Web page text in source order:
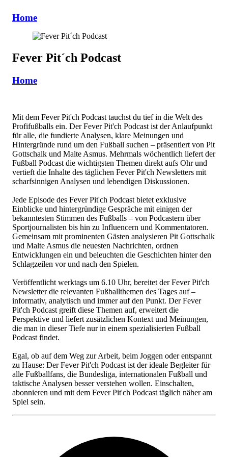
Home
Fever Pit´ch Podcast
Home
Mit dem Fever Pit'ch Podcast tauchst du tief in die Welt des
Profifußballs ein. Der Fever Pit'ch Podcast ist der Anlaufpunkt
für alle, die fundierte Analysen, klare Meinungen und
Hintergründe rund um den Fußball suchen – präsentiert von Pit
Gottschalk und Malte Asmus. Mehrmals wöchentlich liefert der
Fußball Podcast die wichtigsten Themen direkt aufs Ohr und
vertieft die Inhalte des täglichen Fever Pit'ch Newsletters mit
scharfsinnigen Analysen und lebendigen Diskussionen.
Jede Episode des Fever Pit'ch Podcast bietet exklusive
Einblicke und hintergründige Gespräche mit einigen der
bekanntesten Stimmen des Fußballs – von Podcastern über
Sportjournalisten bis hin zu Influencern und Kommentatoren.
Gemeinsam mit prominenten Gästen analysieren Pit Gottschalk
und Malte Asmus die neuesten Nachrichten, ordnen
Entwicklungen ein und beleuchten die Geschichten hinter den
Schlagzeilen vor und nach den Spielen.
Veröffentlicht werktags um 6.10 Uhr, bereitet der Fever Pit'ch
Newsletter die relevanten Fußballthemen des Tages auf –
informativ, analytisch und immer auf den Punkt. Der Fever
Pit'ch Podcast greift diese Themen auf, erweitert die
Perspektive und liefert zusätzlichen Kontext und Meinungen,
die man in dieser Tiefe nur in einem spezialisierten Fußball
Podcast findet.
Egal, ob auf dem Weg zur Arbeit, beim Joggen oder entspannt
zu Hause: Der Fever Pit'ch Podcast ist der ideale Begleiter für
alle Fußballfans, die Bundesliga, internationalen Fußball und
taktische Analysen besser verstehen wollen. Einschalten,
abonnieren und mit dem Fever Pit'ch Podcast täglich näher am
Spiel sein.